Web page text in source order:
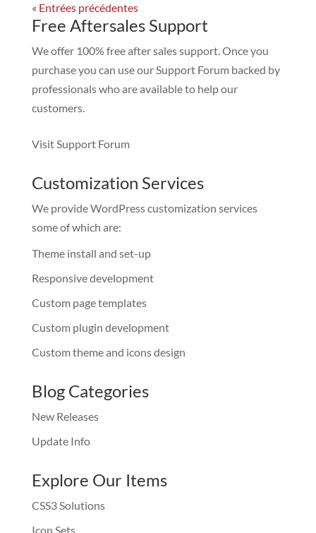
« Entrées précédentes
Free Aftersales Support
We offer 100% free after sales support. Once you
purchase you can use ourSupport Forumbacked by
professionals who are available to help our
customers.
Visit Support Forum
Customization Services
We provide WordPress customization services
some of which are:
Theme install and set-up
Responsive development
Custom page templates
Custom plugin development
Custom theme and icons design
Blog Categories
New Releases
Update Info
Explore Our Items
CSS3 Solutions
Icon Sets